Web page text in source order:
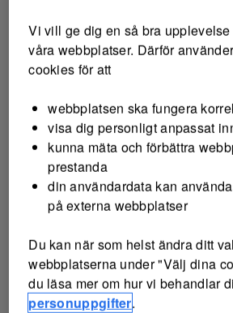
Vi vill ge dig en så bra
våra webbplatser. Därför
cookies för att
webbplatsen ska fungera
visa dig personligt anpassat
kunna mäta och förbättra
prestanda
din användardata kan
på externa webbplatser
Du kan när som helst ändra ditt
webbplatserna under "Välj dina
du läsa mer om hur vi behandlar
personuppgifter.